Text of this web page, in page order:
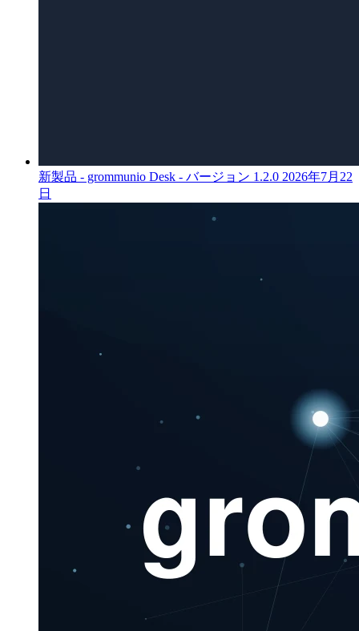
新製品 - grommunio Desk - バージョン 1.2.0 2026年7月22
日